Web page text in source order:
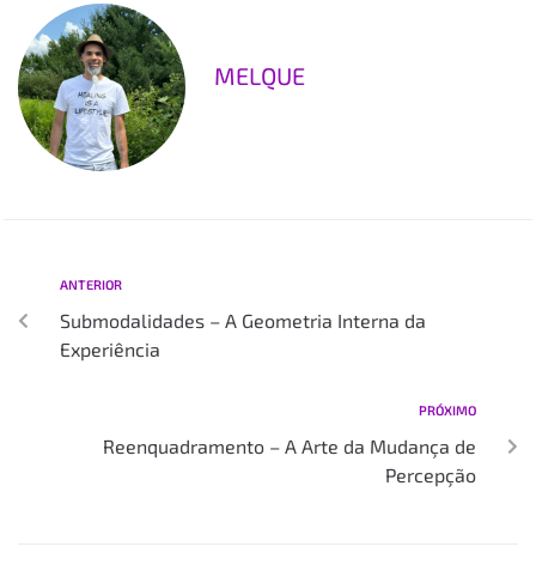
MELQUE
ANTERIOR
Submodalidades – A Geometria Interna da
Experiência
PRÓXIMO
Reenquadramento – A Arte da Mudança de
Percepção